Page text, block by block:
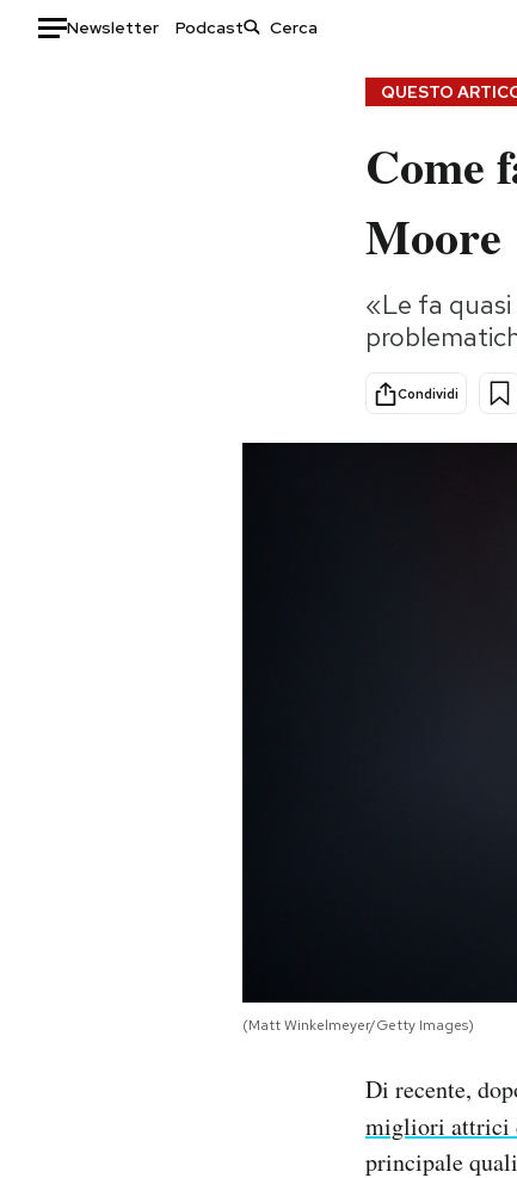
Newsletter Podcast
Storie/Idee
Ok Boomer!
Altrecose
QUESTO
Come
Moore
«Le fa
Condividi
(Matt Winkelmeyer/Getty Images)
Di recente,
migliori attrici
principale